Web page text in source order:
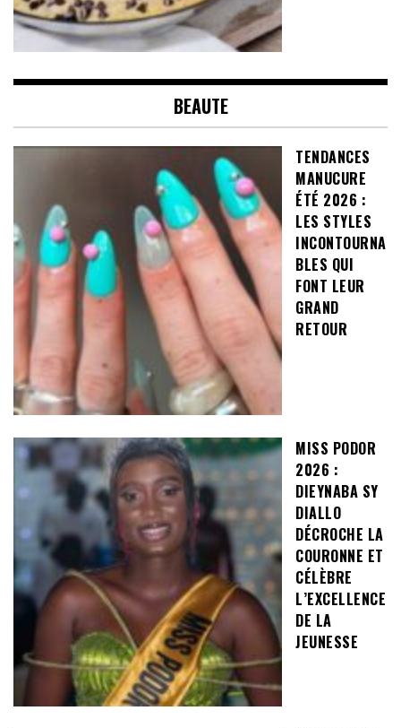
BEAUTE
TENDANCES
MANUCURE
ÉTÉ 2026 :
LES STYLES
INCONTOURNA
BLES QUI
FONT LEUR
GRAND
RETOUR
MISS PODOR
2026 :
DIEYNABA SY
DIALLO
DÉCROCHE LA
COURONNE ET
CÉLÈBRE
L’EXCELLENCE
DE LA
JEUNESSE